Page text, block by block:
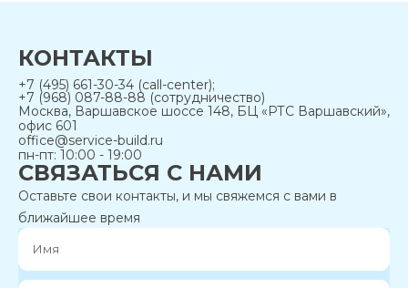
КОНТАКТЫ
+7 (495) 661-30-34 (call-center);
+7 (968) 087-88-88 (сотрудничество)
Москва, Варшавское шоссе 148, БЦ «РТС Варшавский»,
офис 601
office@service-build.ru
пн-пт: 10:00 - 19:00
СВЯЗАТЬСЯ С НАМИ
Оставьте свои контакты, и мы свяжемся с вами в
ближайшее время